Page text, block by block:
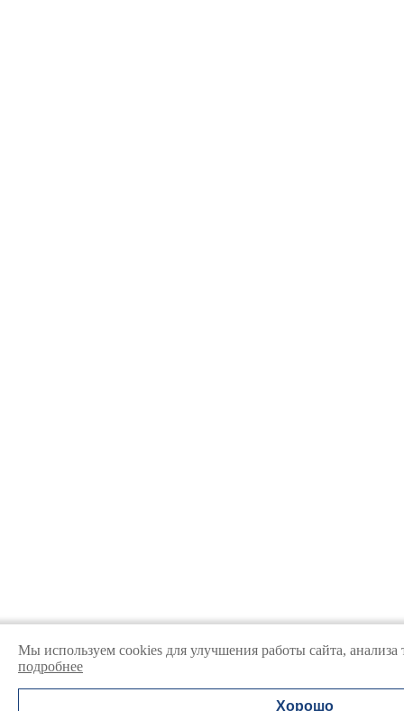
Мы используем cookies для улучшения работы сайта, анализа
подробнее
Хорошо